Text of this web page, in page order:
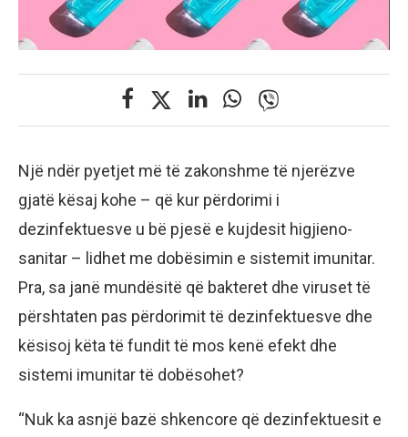
Një ndër pyetjet më të zakonshme të njerëzve
gjatë kësaj kohe – që kur përdorimi i
dezinfektuesve u bë pjesë e kujdesit higjieno-
sanitar – lidhet me dobësimin e sistemit imunitar.
Pra, sa janë mundësitë që bakteret dhe viruset të
përshtaten pas përdorimit të dezinfektuesve dhe
kësisoj këta të fundit të mos kenë efekt dhe
sistemi imunitar të dobësohet?
“Nuk ka asnjë bazë shkencore që dezinfektuesit e